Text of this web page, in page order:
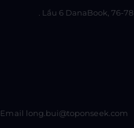
Lầu 6 DanaBook, 76-
Email long.bui@toponseek.com